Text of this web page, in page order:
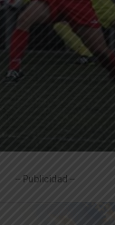
-- Publicidad --